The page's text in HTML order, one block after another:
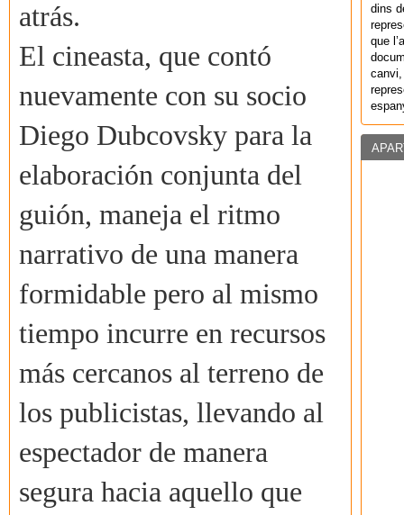
atrás.
El cineasta, que contó
nuevamente con su socio
Diego Dubcovsky para la
elaboración conjunta del
guión, maneja el ritmo
narrativo de una manera
formidable pero al mismo
tiempo incurre en recursos
más cercanos al terreno de
los publicistas, llevando al
espectador de manera
segura hacia aquello que
dins
que
canvi,